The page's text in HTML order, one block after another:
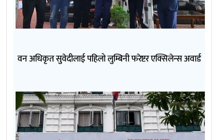
वन अधिकृत सुवेदीलाई पहिलो लुम्बिनी फरेष्टर एक्सिलेन्स अवार्ड